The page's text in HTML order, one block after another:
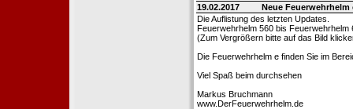
19.02.2017
Neue
Die Auflistung des letzten Updates.
Feuerwehrhelm 560 bis Feuerwehrhelm
(Zum Vergrößern bitte auf das Bild
Die Feuerwehrhelm e finden Sie im
Viel Spaß beim durchsehen
Markus Bruchmann
www.DerFeuerwehrhelm.de